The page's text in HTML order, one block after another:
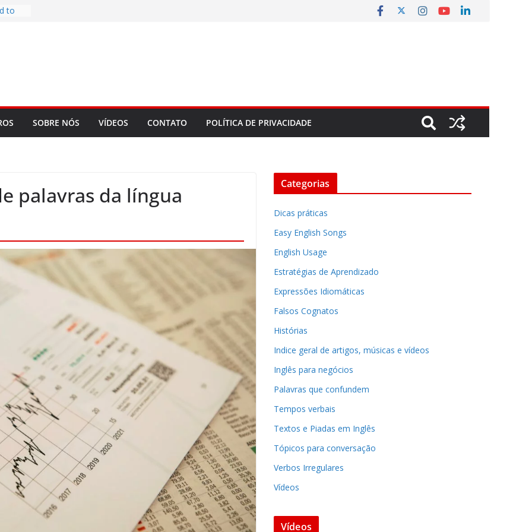
to
SOBRE NÓS VÍDEOS CONTATO POLÍTICA DE PRIVACIDADE
palavras da língua
Categorias
Dicas práticas
Easy English Songs
English Usage
Estratégias de Aprendizado
Expressões Idiomáticas
Falsos Cognatos
Histórias
Indice geral de artigos, músicas e vídeos
Inglês para negócios
Palavras que confundem
Tempos verbais
Textos e Piadas em Inglês
Tópicos para conversação
Verbos Irregulares
Vídeos
Vídeos